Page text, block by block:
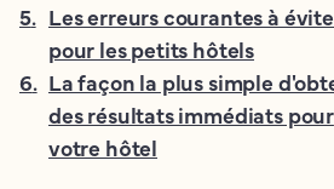
5. Les erreurs courantes à
pour les petits hôtels
6. La façon la plus simple
des résultats immédiats pour
votre hôtel